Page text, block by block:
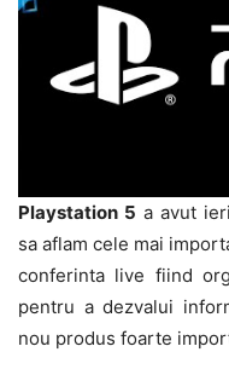
Playstation 5 a avut
sa aflam cele mai
conferinta live fiind
pentru a dezvalui
nou produs foarte